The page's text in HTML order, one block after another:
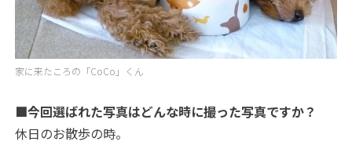
家に来たころの「CoCo」くん
■今回選ばれた写真はどんな時に撮った写真ですか？
休日のお散歩の時。